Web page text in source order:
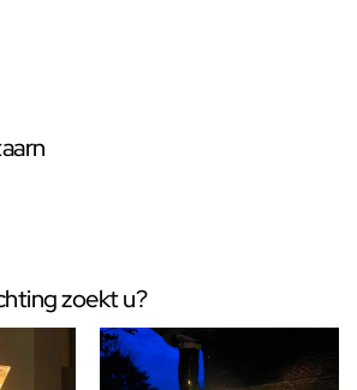
zoekt u?